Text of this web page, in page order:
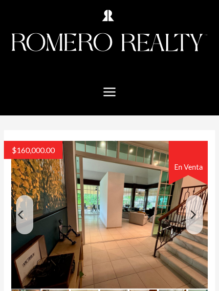
En Venta
$160,000.00